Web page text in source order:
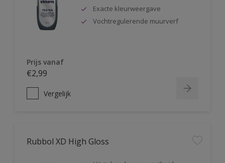
Exacte kleurweergave
Vochtregulerende muurverf
Prijs vanaf
€2,99
Vergelijk
Rubbol XD High Gloss